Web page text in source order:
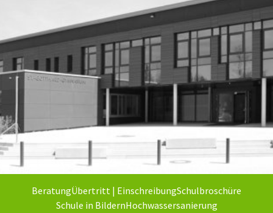
BeratungÜbertritt | EinschreibungSchulbroschüre
Schule in BildernHochwassersanierung